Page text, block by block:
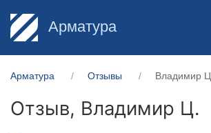
Арматура
Арматура Отзывы Владимир Ц.
Отзыв, Владимир Ц.